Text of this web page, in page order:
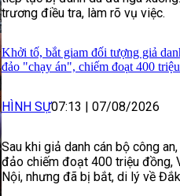
trương điều tra, làm rõ vụ việc.
Khởi tố, bắt giam đối tượng giả
đảo "chạy án", chiếm đoạt 400
HÌNH SỰ07:13 | 07/08/2026
Sau khi giả danh cán bộ công
đảo chiếm đoạt 400 triệu đồng,
Nội, nhưng đã bị bắt, di lý về